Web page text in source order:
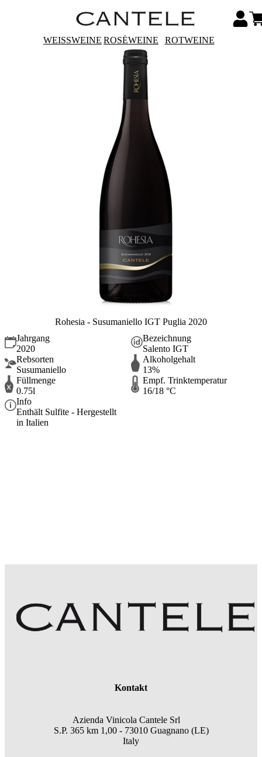
WEISSWEINE ROSÉWEINE ROTWEINE
Rohesia - Susumaniello IGT Puglia 2020
Jahrgang
2020
Bezeichnung
Salento IGT
Rebsorten
Susumaniello
Alkoholgehalt
13%
Füllmenge
0.75l
Empf. Trinktemperatur
16/18 °C
Info
Enthält Sulfite - Hergestellt
in Italien
Kontakt
Azienda Vinicola Cantele Srl
S.P. 365 km 1,00 - 73010 Guagnano (LE)
Italy